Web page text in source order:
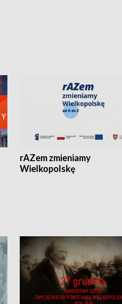
rAZem zmieniamy
Wielkopolskę